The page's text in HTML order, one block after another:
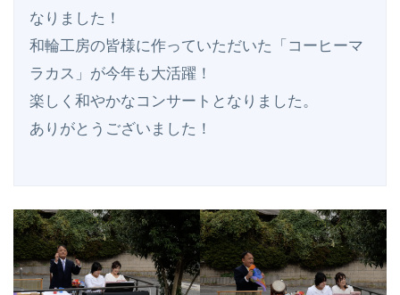
なりました！
和輪工房の皆様に作っていただいた「コーヒーマ
ラカス」が今年も大活躍！
楽しく和やかなコンサートとなりました。
ありがとうございました！